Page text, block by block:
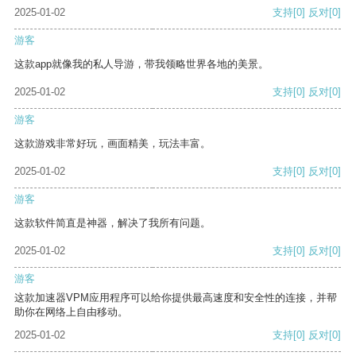
2025-01-02
支持[0] 反对[0]
游客
这款app就像我的私人导游，带我领略世界各地的美景。
2025-01-02 支持[0] 反对[0]
游客
这款游戏非常好玩，画面精美，玩法丰富。
2025-01-02 支持[0] 反对[0]
游客
这款软件简直是神器，解决了我所有问题。
2025-01-02 支持[0] 反对[0]
游客
这款加速器VPM应用程序可以给你提供最高速度和安全性的连接，并帮
助你在网络上自由移动。
2025-01-02
支持[0] 反对[0]